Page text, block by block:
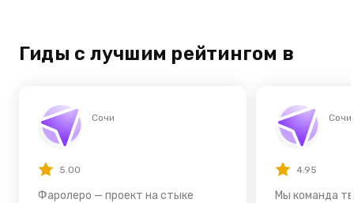
Гиды с лучшим рейтингом в
Сочи
5.00
Фаролеро — проект на стыке
Сочи
4.95
Мы команда